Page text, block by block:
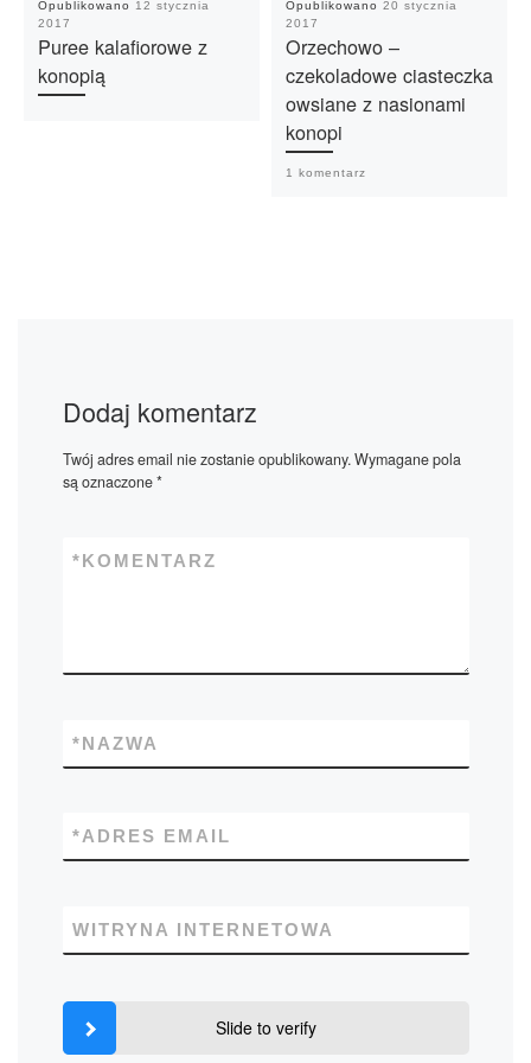
Opublikowano
12 stycznia
2017
Puree kalafiorowe z
konopią
Opublikowano 20 stycznia
2017
Orzechowo –
czekoladowe ciasteczka
owsiane z nasionami
konopi
1 komentarz
Dodaj komentarz
Twój adres email nie zostanie opublikowany.Wymagane pola
są oznaczone*
KOMENTARZ
*
NAZWA
*
ADRES EMAIL
*
WITRYNA INTERNETOWA
Slide to verify